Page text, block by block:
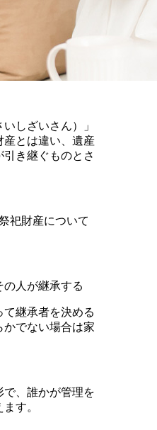
しざいさん）」
産とは違い、遺産
き継ぐものとさ
祀財産について
人が継承する
継承者を決める
でない場合は家
、誰かが管理を
す。